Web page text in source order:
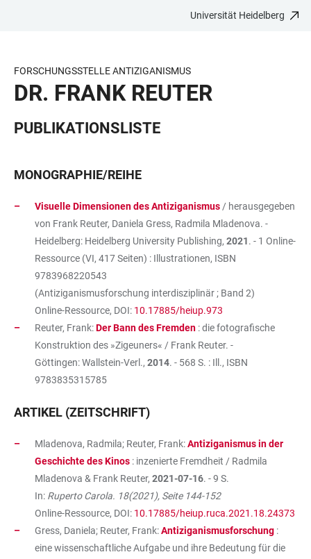
BARRIEREFREIHEIT
Universität Heidelberg
FORSCHUNGSSTELLE ANTIZIGANISMUS
DR. FRANK REUTER
PUBLIKATIONSLISTE
MONOGRAPHIE/REIHE
Visuelle Dimensionen des Antiziganismus / herausgegeben
von Frank Reuter, Daniela Gress, Radmila Mladenova. -
Heidelberg: Heidelberg University Publishing, 2021. - 1 Online-
Ressource (VI, 417 Seiten) : Illustrationen, ISBN
9783968220543
(Antiziganismusforschung interdisziplinär ; Band 2)
Online-Ressource, DOI: 10.17885/heiup.973
Reuter, Frank:Der Bann des Fremden : die fotografische
Konstruktion des »Zigeuners« / Frank Reuter. -
Göttingen: Wallstein-Verl., 2014. - 568 S. : Ill., ISBN
9783835315785
ARTIKEL (ZEITSCHRIFT)
Mladenova, Radmila; Reuter, Frank:Antiziganismus in der
Geschichte des Kinos : inzenierte Fremdheit / Radmila
Mladenova & Frank Reuter, 2021-07-16. - 9 S.
In: Ruperto Carola. 18(2021), Seite 144-152
Online-Ressource, DOI: 10.17885/heiup.ruca.2021.18.24373
Gress, Daniela; Reuter, Frank:Antiziganismusforschung :
eine wissenschaftliche Aufgabe und ihre Bedeutung für die